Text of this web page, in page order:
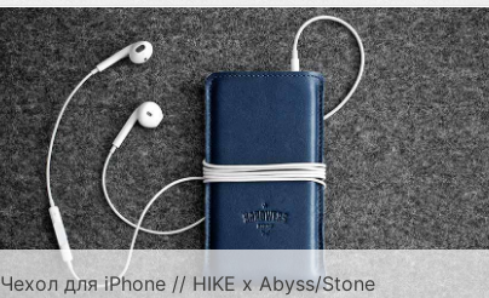
Чехол для iPhone // HIKE x Abyss/Stone